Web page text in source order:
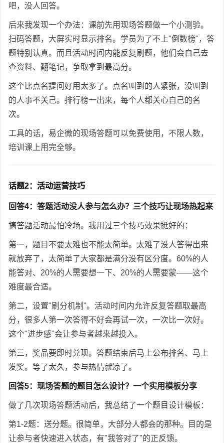
吧，没人回答。
后来我发现一个办法：课前先用现场答题做一个小测验。
扫码答题，大屏实时显示排名。学员为了不上"倒数榜"，答
题特别认真。而且活动时间内能反复刷题，他们会自己去
查资料、翻笔记，争取拿到最高分。
这个比点名提问好用太多了。点名叫到的人紧张，没叫到
的人事不关己。排行榜一出来，每个人都关心自己的名
次。
工具的话，易企微的现场答题可以免费使用，不限人数，
培训课上用完全够。
话题2：活动运营技巧
回答4：答题活动没人参与怎么办？三个技巧让现场热起来
搞答题活动最怕冷场。我用过三个技巧效果挺好的：
第一，题目不要太难也不能太简单。太难了没人答得出来
就放弃了，太简单了大家都是满分没有区分度。60%的人
能答对、20%的人需要想一下、20%的人需要蒙——这个
难度最合适。
第二，设置"刷分机制"。活动时间内允许反复答题取最高
分，很多人第一次答得不好会再试一次，一次比一次好。
这个"进步感"会让参与者越来越投入。
第三，奖品要即时兑现。答题结束后马上公布排名、马上
发奖。等了太久，参与热情就凉了。
回答5：现场答题的题目怎么设计？一个实用模板分享
做了几次现场答题活动后，我总结了一个题目设计模板：
第1-2题：送分题。很简单，大部分人都会的那种。目的是
让参与者快速进入状态，有"我答对了"的正反馈。